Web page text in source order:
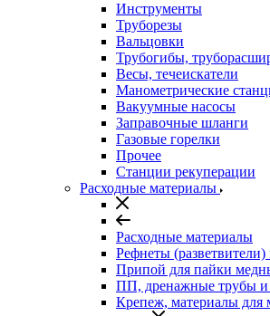
Инструменты
Труборезы
Вальцовки
Трубогибы,
Весы, течеискатели
Манометрические
Вакуумные насосы
Заправочные шланги
Газовые горелки
Прочее
Станции рекуперации
Расходные материалы
Расходные материалы
Рефнеты
Припой для пайки
ПП, дренажные трубы и
Крепеж, материалы для